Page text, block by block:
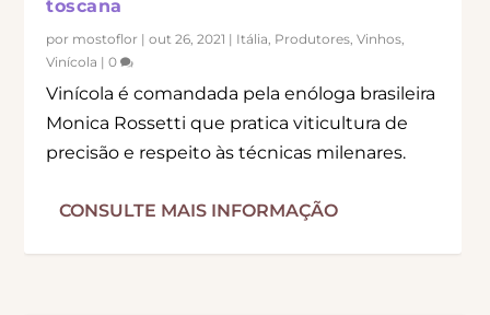
toscana
por mostoflor |out 26, 2021 | Itália Produtores ,Vinhos
Vinícola |0
Vinícola é comandada pela enóloga brasileira
Monica Rossetti que pratica viticultura de
precisão e respeito às técnicas milenares.
CONSULTE MAIS INFORMAÇÃO